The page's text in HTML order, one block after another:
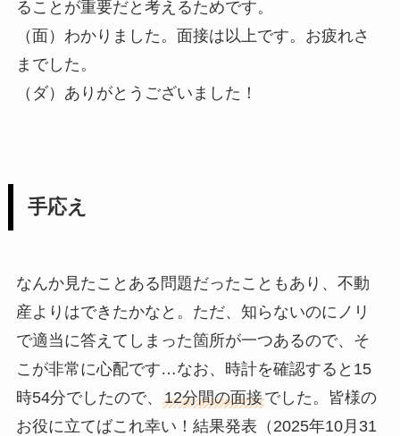
ることが重要だと考えるためです。
（面）わかりました。面接は以上です。お疲れさ
までした。
（ダ）ありがとうございました！
手応え
なんか見たことある問題だったこともあり、不動
産よりはできたかなと。ただ、知らないのにノリ
で適当に答えてしまった箇所が一つあるので、そ
こが非常に心配です…なお、時計を確認すると15
時54分でしたので、 12分間の面接でした。皆様の
お役に立てばこれ幸い！結果発表（2025年10月31